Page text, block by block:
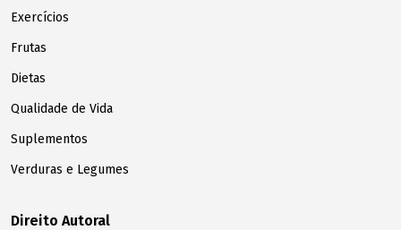
Exercícios
Frutas
Dietas
Qualidade de Vida
Suplementos
Verduras e Legumes
Direito Autoral